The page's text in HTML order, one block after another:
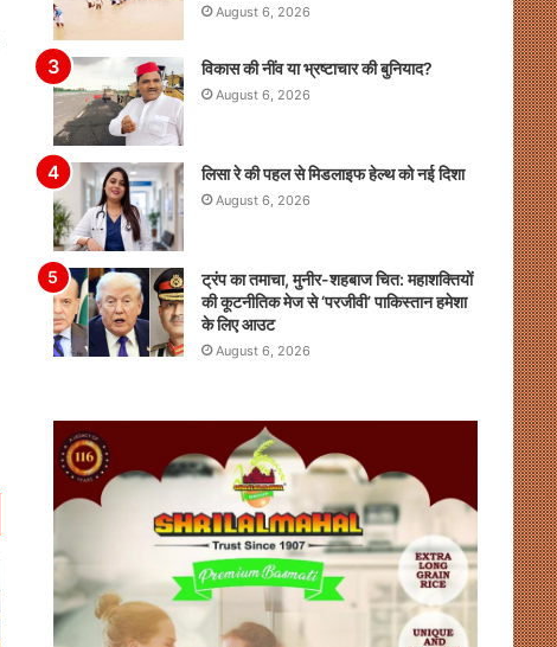
August 6, 2026
विकास की नींव या भ्रष्टाचार की बुनियाद?
August 6, 2026
लिसा रे की पहल से मिडलाइफ हेल्थ को नई दिशा
August 6, 2026
ट्रंप का तमाचा, मुनीर-शहबाज चित: महाशक्तियों
की कूटनीतिक मेज से ‘परजीवी’ पाकिस्तान हमेशा
के लिए आउट
August 6, 2026